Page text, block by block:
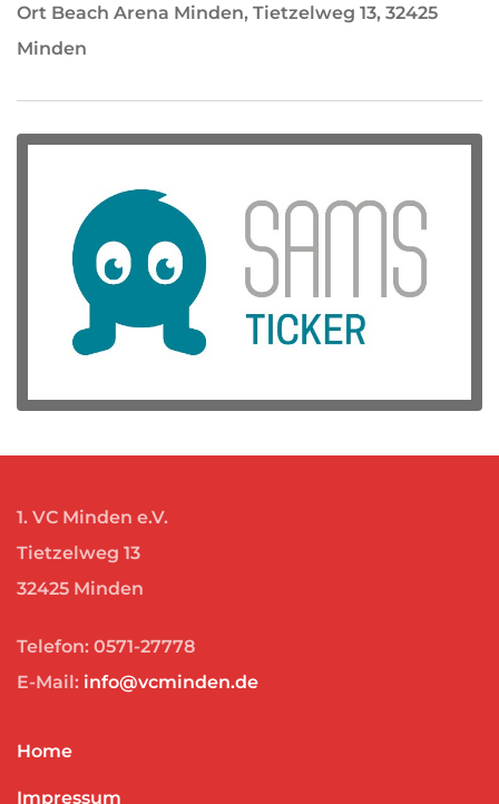
Ort Beach Arena Minden, Tietzelweg 13, 32425
Minden
1. VC Minden e.V.
Tietzelweg 13
32425 Minden
Telefon: 0571-27778
E-Mail: info@vcminden.de
Home
Impressum